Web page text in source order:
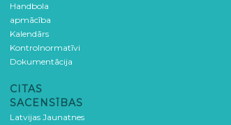
Handbola
apmācība
Kalendārs
Kontrolnormatīvi
Dokumentācija
CITAS
SACENSĪBAS
Latvijas Jaunatnes